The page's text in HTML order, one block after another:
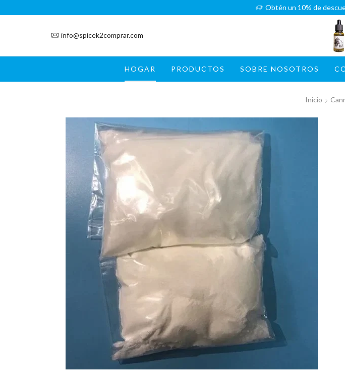
Obtén un 10% de
info@spicek2comprar.com
HOGAR PRODUCTOS SOBRE NOSOTROS
Inicio